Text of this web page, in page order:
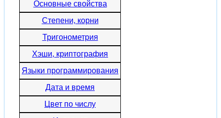
Основные свойства
Степени, корни
Тригонометрия
Хэши, криптография
Языки программирования
Дата и время
Цвет по числу